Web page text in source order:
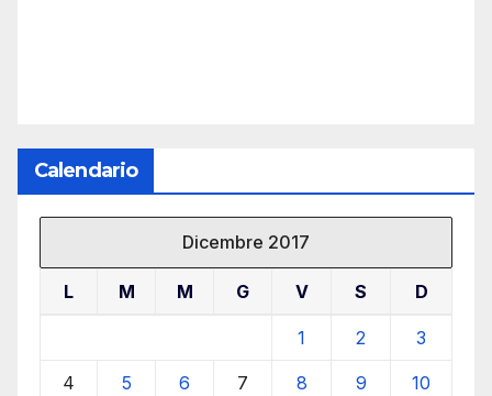
Calendario
Dicembre 2017
L M M G V S D
1 2 3
4 5 6 7 8 9 10